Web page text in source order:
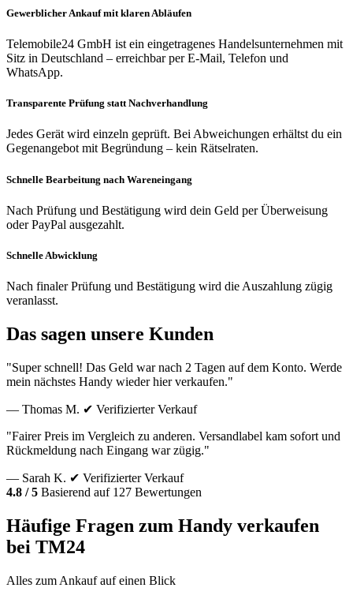
Gewerblicher Ankauf mit klaren Abläufen
Telemobile24 GmbH ist ein eingetragenes Handelsunternehmen mit
Sitz in Deutschland – erreichbar per E-Mail, Telefon und
WhatsApp.
Transparente Prüfung statt Nachverhandlung
Jedes Gerät wird einzeln geprüft. Bei Abweichungen erhältst du ein
Gegenangebot mit Begründung – kein Rätselraten.
Schnelle Bearbeitung nach Wareneingang
Nach Prüfung und Bestätigung wird dein Geld per Überweisung
oder PayPal ausgezahlt.
Schnelle Abwicklung
Nach finaler Prüfung und Bestätigung wird die Auszahlung zügig
veranlasst.
Das sagen unsere Kunden
"Super schnell! Das Geld war nach 2 Tagen auf dem Konto. Werde
mein nächstes Handy wieder hier verkaufen."
— Thomas M. ✔ Verifizierter Verkauf
"Fairer Preis im Vergleich zu anderen. Versandlabel kam sofort und
Rückmeldung nach Eingang war zügig."
— Sarah K. ✔ Verifizierter Verkauf
4.8 / 5 Basierend auf 127 Bewertungen
Häufige Fragen zum Handy verkaufen
bei TM24
Alles zum Ankauf auf einen Blick